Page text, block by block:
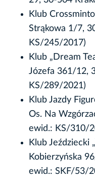
Klub
Strąkowa 1/7,
KS/245/2017)
Klub „Dream
Józefa 361/12,
KS/289/2021)
Klub Jazdy
Os. Na
ewid.: KS/310/
Klub Jeździecki
Kobierzyńska
ewid.: SKF/53/